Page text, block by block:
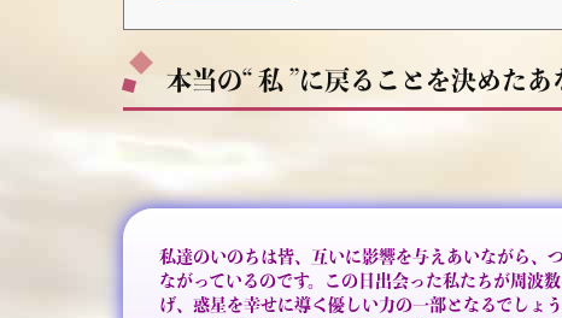
本当の“ 私 ”に戻ることを決めたあ
私達のいのちは皆、互いに影響を与えあいながら、
ながっているのです。この日出会った私たちが周波
げ、惑星を幸せに導く優しい力の一部となるでしょ